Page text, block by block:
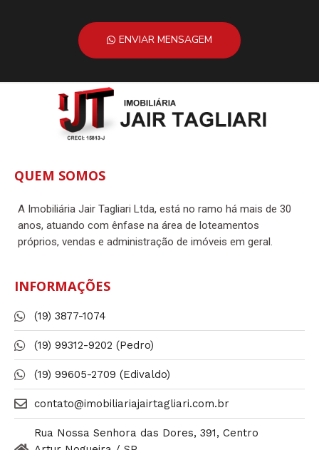
ENVIAR MENSAGEM
QUEM SOMOS
A Imobiliária Jair Tagliari Ltda, está no ramo há mais de 30
anos, atuando com ênfase na área de loteamentos
próprios, vendas e administração de imóveis em geral.
INFORMAÇÕES
(19) 3877-1074
(19) 99312-9202 (Pedro)
(19) 99605-2709 (Edivaldo)
contato@imobiliariajairtagliari.com.br​
Rua Nossa Senhora das Dores, 391, Centro